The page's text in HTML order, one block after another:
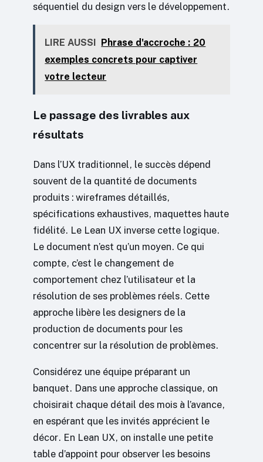
séquentiel du design vers le développement.
LIRE AUSSI Phrase d'accroche : 20
exemples concrets pour captiver
votre lecteur
Le passage des livrables aux
résultats
Dans l’UX traditionnel, le succès dépend
souvent de la quantité de documents
produits : wireframes détaillés,
spécifications exhaustives, maquettes haute
fidélité. Le Lean UX inverse cette logique.
Le document n’est qu’un moyen. Ce qui
compte, c’est le changement de
comportement chez l’utilisateur et la
résolution de ses problèmes réels. Cette
approche libère les designers de la
production de documents pour les
concentrer sur la résolution de problèmes.
Considérez une équipe préparant un
banquet. Dans une approche classique, on
choisirait chaque détail des mois à l’avance,
en espérant que les invités apprécient le
décor. En Lean UX, on installe une petite
table d’appoint pour observer les besoins